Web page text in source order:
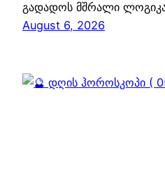
გადადოს მშრალი
August 6, 2026